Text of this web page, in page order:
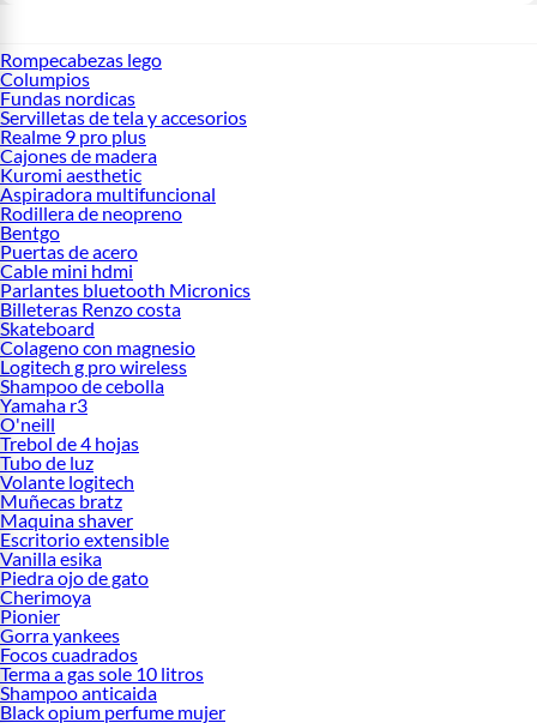
Rompecabezas lego
Columpios
Fundas nordicas
Servilletas de tela y accesorios
Realme 9 pro plus
Cajones de madera
Kuromi aesthetic
Aspiradora multifuncional
Rodillera de neopreno
Bentgo
Puertas de acero
Cable mini hdmi
Parlantes bluetooth Micronics
Billeteras Renzo costa
Skateboard
Colageno con magnesio
Logitech g pro wireless
Shampoo de cebolla
Yamaha r3
O'neill
Trebol de 4 hojas
Tubo de luz
Volante logitech
Muñecas bratz
Maquina shaver
Escritorio extensible
Vanilla esika
Piedra ojo de gato
Cherimoya
Pionier
Gorra yankees
Focos cuadrados
Terma a gas sole 10 litros
Shampoo anticaida
Black opium perfume mujer